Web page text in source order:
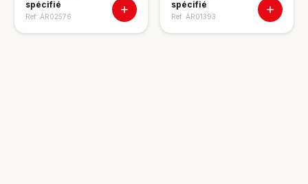
spécifié
Ref. AR02576
spécifié
Ref. AR01393